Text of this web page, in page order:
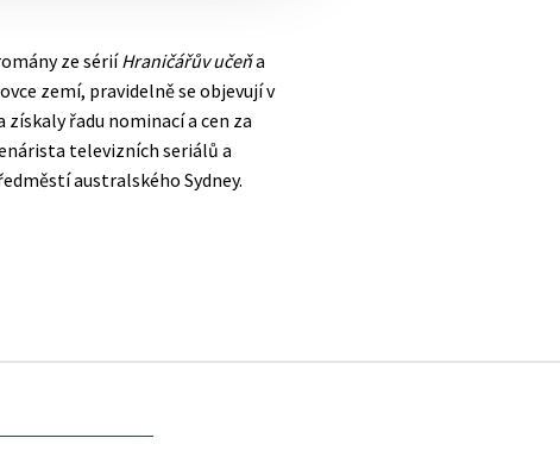
ze sériíHraničářův učeňa
zemí, pravidelně se objevují v
řadu nominací a cen za
televizních seriálů a
australského Sydney.